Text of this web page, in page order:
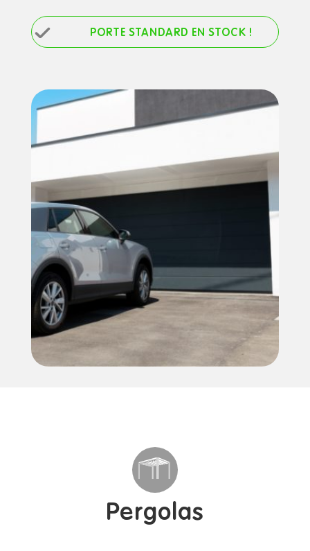
PORTE STANDARD EN STOCK !
Pergolas